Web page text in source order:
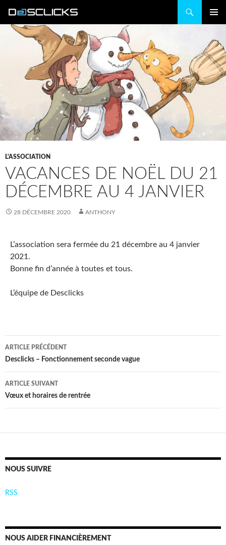
AU
CONTENU
L'ASSOCIATION
VACANCES DE NOËL DU 21
DÉCEMBRE AU 4 JANVIER
28 DÉCEMBRE 2020 ANTHONY
L’association sera fermée du 21 décembre au 4 janvier
2021.
Bonne fin d’année à toutes et tous.
L’équipe de Desclicks
Navigation
des
articles
ARTICLE PRÉCÉDENT
Desclicks – Fonctionnement seconde vague
ARTICLE SUIVANT
Vœux et horaires de rentrée
NOUS SUIVRE
RSS
NOUS AIDER FINANCIÈREMENT